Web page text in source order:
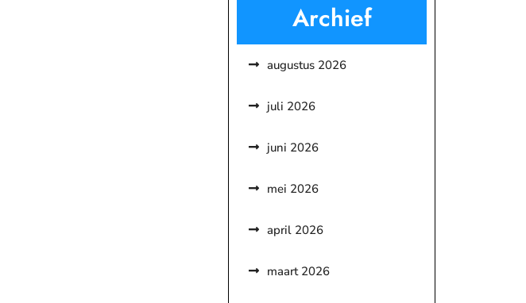
Archief
augustus 2026
juli 2026
juni 2026
mei 2026
april 2026
maart 2026